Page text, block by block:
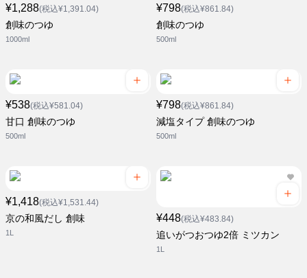
¥1,288(税込¥1,391.04)
創味のつゆ
1000ml
¥798(税込¥861.84)
創味のつゆ
500ml
¥538(税込¥581.04)
甘口 創味のつゆ
500ml
¥798(税込¥861.84)
減塩タイプ 創味のつゆ
500ml
¥1,418(税込¥1,531.44)
京の和風だし 創味
1L
¥448(税込¥483.84)
追いがつおつゆ2倍 ミツカン
1L